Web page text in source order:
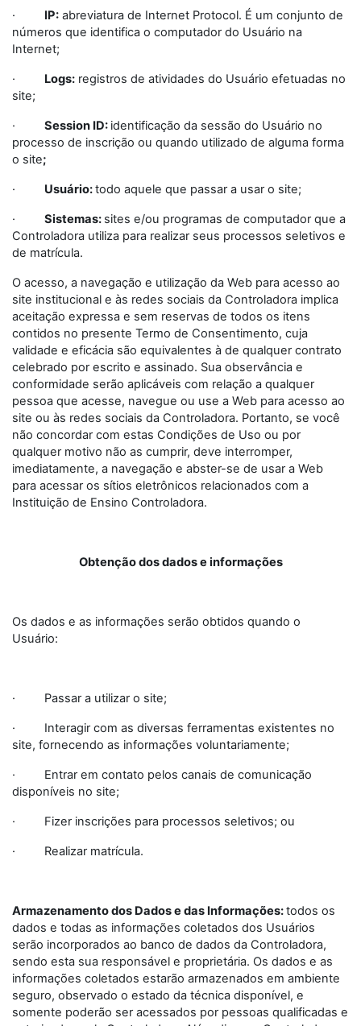
· IP: abreviatura de Internet Protocol. É um conjunto de
números que identifica o computador do Usuário na
Internet;
· Logs: registros de atividades do Usuário efetuadas no
site;
· Session ID: identificação da sessão do Usuário no
processo de inscrição ou quando utilizado de alguma forma
o site;
· Usuário:todo aquele que passar a usar o site;
· Sistemas: sites e/ou programas de computador que a
Controladora utiliza para realizar seus processos seletivos e
de matrícula.
O acesso, a navegação e utilização da Web para acesso ao
site institucional e às redes sociais da Controladora implica
aceitação expressa e sem reservas de todos os itens
contidos no presente Termo de Consentimento, cuja
validade e eficácia são equivalentes à de qualquer contrato
celebrado por escrito e assinado. Sua observância e
conformidade serão aplicáveis com relação a qualquer
pessoa que acesse, navegue ou use a Web para acesso ao
site ou às redes sociais da Controladora. Portanto, se você
não concordar com estas Condições de Uso ou por
qualquer motivo não as cumprir, deve interromper,
imediatamente, a navegação e abster-se de usar a Web
para acessar os sítios eletrônicos relacionados com a
Instituição de Ensino Controladora.
Obtenção dos dados e informações
Os dados e as informações serão obtidos quando o
Usuário:
· Passar a utilizar o site;
· Interagir com as diversas ferramentas existentes no
site, fornecendo as informações voluntariamente;
· Entrar em contato pelos canais de comunicação
disponíveis no site;
· Fizer inscrições para processos seletivos; ou
· Realizar matrícula.
Armazenamento dos Dados e das Informações:todos os
dados e todas as informações coletados dos Usuários
serão incorporados ao banco de dados da Controladora,
sendo esta sua responsável e proprietária. Os dados e as
informações coletados estarão armazenados em ambiente
seguro, observado o estado da técnica disponível, e
somente poderão ser acessados por pessoas qualificadas e